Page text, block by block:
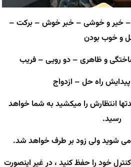
خیر و خوشی – خبر خوش – برکت –
و خوب بودن
و ظاهری – دو رویی – فریب
راه حل – ازدواج
انتظارش را میکشید به شما خواهد
رسید.
می شوید ولی زود بر طرف خواهد شد.
خود را حفظ کنید ، در غیر اینصورت